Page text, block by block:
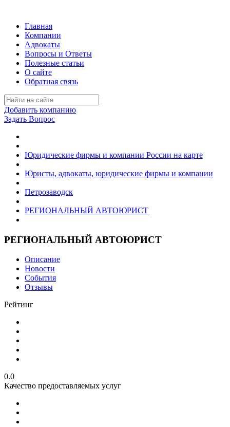
Главная
Компании
Адвокаты
Вопросы и Ответы
Полезные статьи
О сайте
Обратная связь
Добавить компанию
Задать Вопрос
Юридические фирмы и компании России на карте
Юристы, адвокаты, юридические фирмы и компании
Петрозаводск
РЕГИОНАЛЬНЫЙ АВТОЮРИСТ
РЕГИОНАЛЬНЫЙ АВТОЮРИСТ
Описание
Новости
События
Отзывы
Рейтинг
0.0
Качество предоставляемых услуг